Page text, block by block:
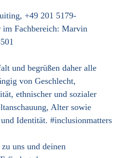
+49 201 5179-
im Fachbereich: Marvin
und begrüßen daher alle
von Geschlecht,
ethnischer und sozialer
Alter sowie
Identität. #inclusionmatters
uns und deinen